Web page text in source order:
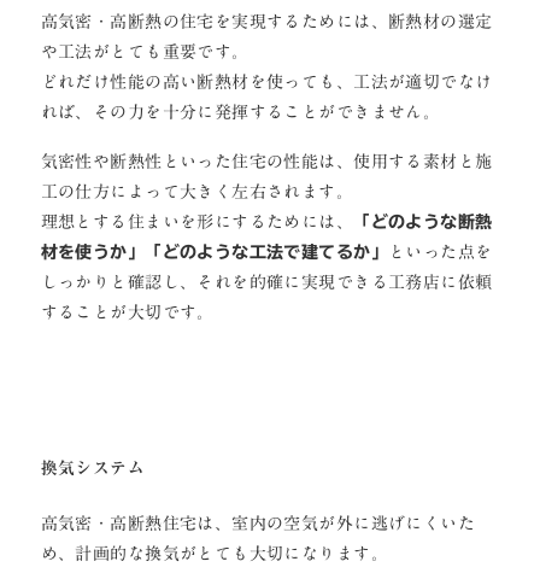
高気密・高断熱の住宅を実現するためには、断熱材の選定
や工法がとても重要です。
どれだけ性能の高い断熱材を使っても、工法が適切でなけ
れば、その力を十分に発揮することができません。
気密性や断熱性といった住宅の性能は、使用する素材と施
工の仕方によって大きく左右されます。
理想とする住まいを形にするためには、
「どのような断熱
材を使うか」「どのような工法で建てるか」
といった点を
しっかりと確認し、それを的確に実現できる工務店に依頼
することが大切です。
換気システム
高気密・高断熱住宅は、室内の空気が外に逃げにくいた
め、計画的な換気がとても大切になります。